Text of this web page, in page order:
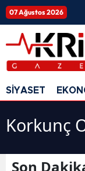
07 Ağustos 2026
SİYASET
Korkunç
Son